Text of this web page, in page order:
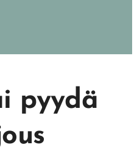
pyydä